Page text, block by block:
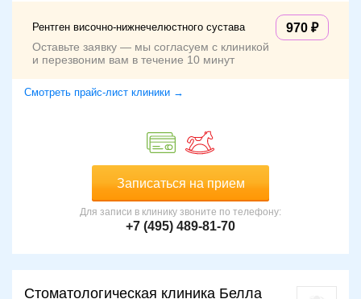
Рентген височно-нижнечелюстного сустава 970
Оставьте заявку — мы согласуем с клиникой
и перезвоним вам в течение 10 минут
Смотреть прайс-лист клиники →
Записаться на прием
Для записи в клинику звоните по телефону:
+7 (495) 489-81-70
Стоматологическая клиника Белла